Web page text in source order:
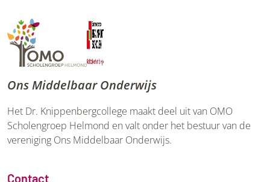
Ons Middelbaar Onderwijs
Het Dr. Knippenbergcollege maakt deel uit van OMO
Scholengroep Helmond en valt onder het bestuur van de
vereniging Ons Middelbaar Onderwijs.
Contact